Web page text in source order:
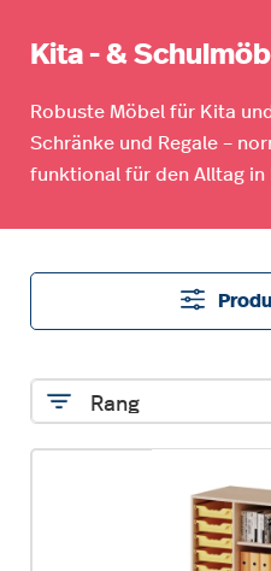
Kita - &
Robuste Möbel für Kita
Schränke und Regale –
funktional für den Alltag in